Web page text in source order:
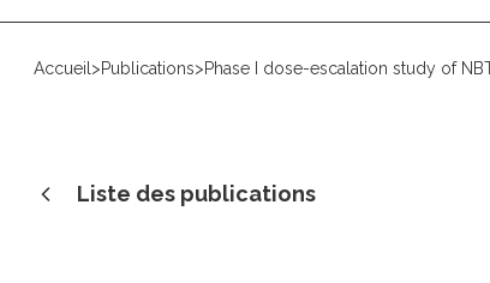
Accueil >Publications>Phase I dose-escalation study of
Liste des publications